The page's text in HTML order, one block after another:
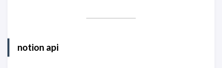
notion api